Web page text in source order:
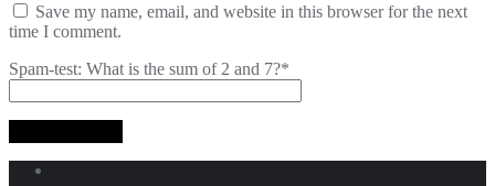
Save my name, email, and website in this browser for the next
time I comment.
Spam-test: What is the sum of 2 and 7?*